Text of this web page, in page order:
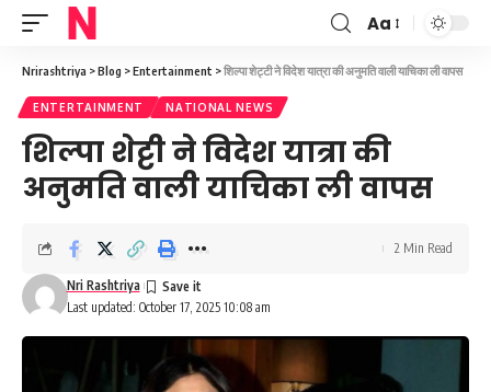
Font
Resizer
Aa
Nrirashtriya >Blog >Entertainment >शिल्पा शेट्टी ने विदेश यात्रा की अनुमति वाली याचिका ली वापस
ENTERTAINMENT NATIONAL NEWS
शिल्पा शेट्टी ने विदेश यात्रा की
अनुमति वाली याचिका ली वापस
Last updated: October 17, 2025 10:08 am
Nri Rashtriya
2 Min Read